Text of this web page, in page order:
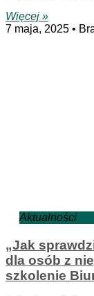
Więcej »
7 maja, 2025
Aktualności
„Jak
dla osób z
szkolenie